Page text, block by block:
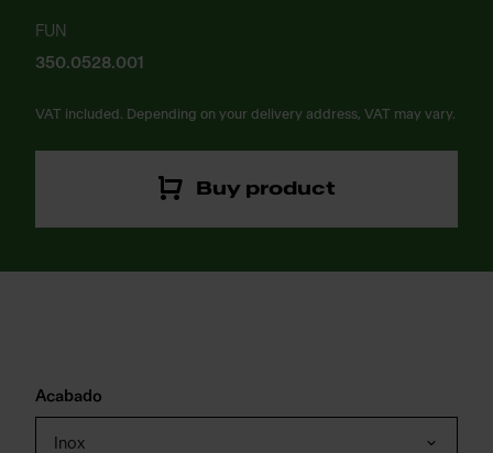
FUN
350.0528.001
VAT included. Depending on your delivery address, VAT may vary.
Buy product
Acabado
Inox